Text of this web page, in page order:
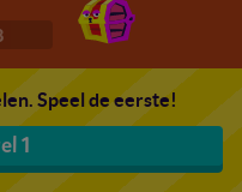
Speel de eerste!
1